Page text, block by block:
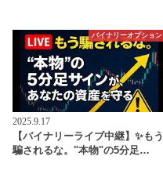
バイナリーオプション
2025.9.17
【バイナリーライブ中継】✨もう
騙されるな。"本物"の5分足…